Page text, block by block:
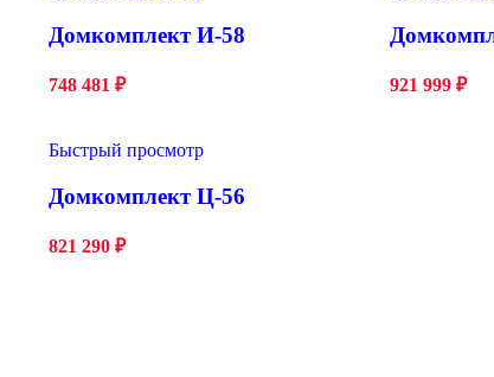
Домкомплект И-58
748 481 ₽ 921 999 ₽
Быстрый просмотр
Домкомплект Ц-56
821 290 ₽